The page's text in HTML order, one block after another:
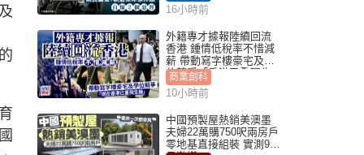
16小時前
外籍專才據報陸續回流
香港 鍾情低稅率不惜減
薪 帶動寫字樓豪宅及學
位競爭「香港已重現生
機」
商業創科
10小時前
中國預製屋熱銷美澳墨
夫婦22萬購750呎兩房戶
零地基直接組裝 實測9個